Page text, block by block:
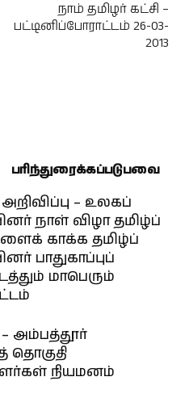
நாம் தமிழர் கட்சி –
பட்டினிப்போராட்டம் 26-03-
2013
பரிந்துரைக்கப்படுபவை
– உலகப்
நாள் விழா தமிழ்ப்
காக்க தமிழ்ப்
பாதுகாப்புப்
மாபெரும்
அம்பத்தூர்
தொகுதி
நியமனம்